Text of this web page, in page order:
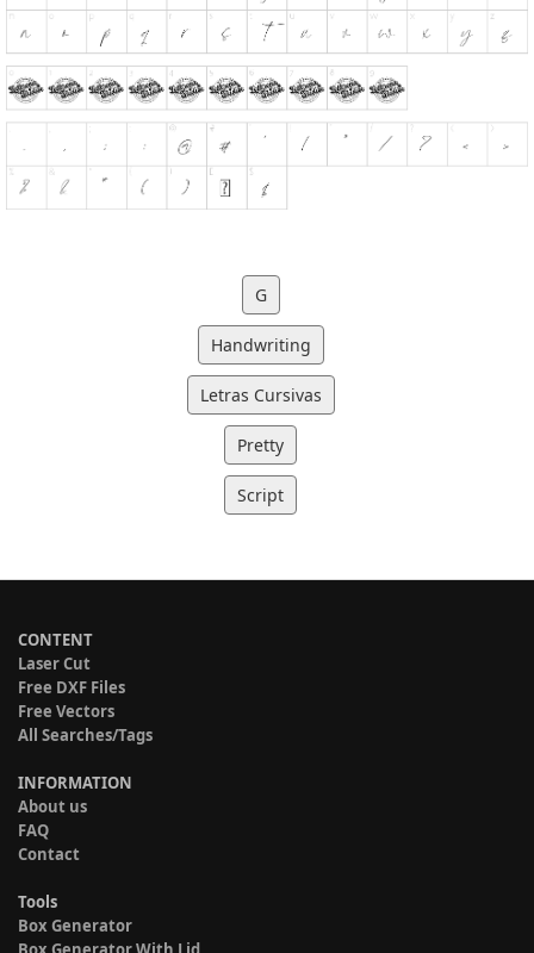
G
Handwriting
Letras Cursivas
Pretty
Script
CONTENT
Laser Cut
Free DXF Files
Free Vectors
All Searches/Tags
INFORMATION
About us
FAQ
Contact
Tools
Box Generator